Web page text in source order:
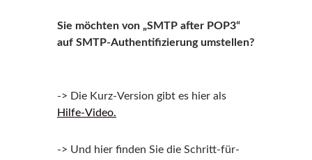
Sie möchten von „SMTP after POP3“
auf SMTP-Authentifizierung umstellen?
-> Die Kurz-Version gibt es hier als
Hilfe-Video.
-> Und hier finden Sie die Schritt-für-